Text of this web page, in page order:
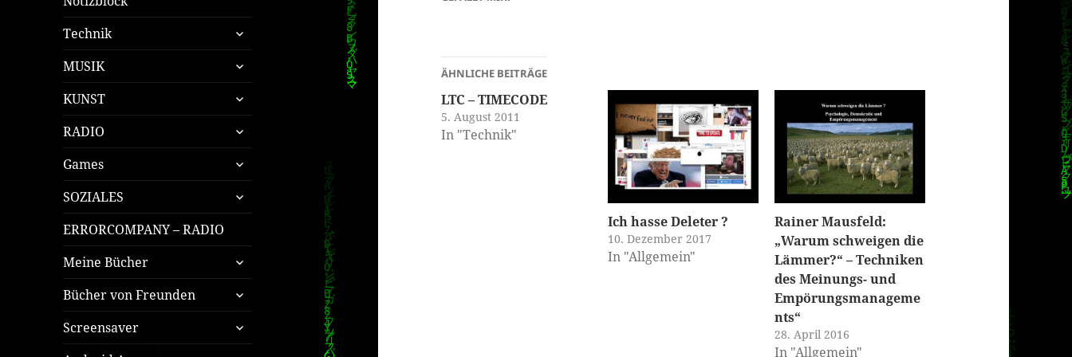
Technik
untermenü
öffnen
MUSIK
untermenü
öffnen
KUNST
untermenü
öffnen
RADIO
untermenü
öffnen
Games
untermenü
öffnen
SOZIALES
untermenü
öffnen
ERRORCOMPANY – RADIO
Meine Bücher
untermenü
öffnen
Bücher von Freunden
untermenü
öffnen
Screensaver
untermenü
öffnen
ÄHNLICHE BEITRÄGE
LTC – TIMECODE
5. August 2011
In "Technik"
Ich hasse Deleter ?
10. Dezember 2017
In "Allgemein"
Rainer Mausfeld:
„Warum schweigen die
Lämmer?“ – Techniken
des Meinungs- und
Empörungsmanageme
nts“
28. April 2016
In "Allgemein"